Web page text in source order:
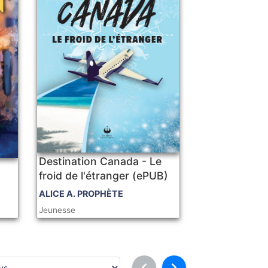
Destination Canada - Le
froid de l'étranger (ePUB)
ALICE A. PROPHÈTE
Jeunesse